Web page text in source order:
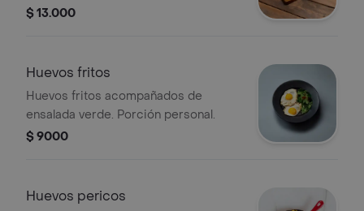
$ 13.000
Huevos fritos
Huevos fritos acompañados de
ensalada verde. Porción personal.
$ 9000
Huevos pericos